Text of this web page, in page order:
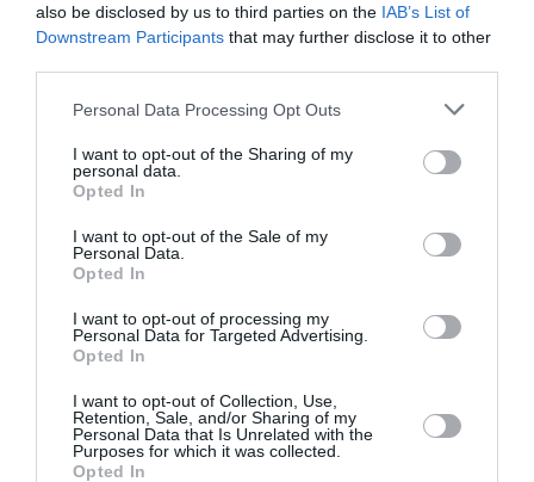
also be disclosed by us to third parties on the IAB’s List of
Downstream Participants that may further disclose it to other
Personal Data Processing Opt Outs
I want to opt-out of the Sharing of my
personal data.
Opted In
I want to opt-out of the Sale of my
Personal Data.
Opted In
I want to opt-out of processing my
Personal Data for Targeted Advertising.
Opted In
I want to opt-out of Collection, Use,
Retention, Sale, and/or Sharing of my
Personal Data that Is Unrelated with the
Purposes for which it was collected.
Opted In
punto un sistema efficiente di accoglienza